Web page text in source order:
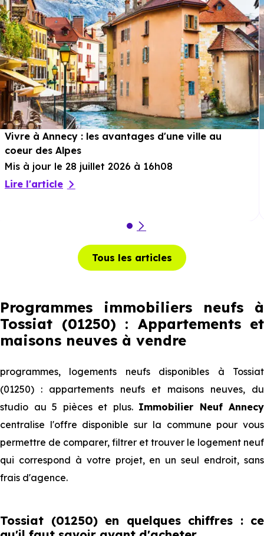
Vivre à Annecy : les avantages d'une ville au
coeur des Alpes
Mis à jour le 28 juillet 2026 à 16h08
Lire l'article
Tous les articles
Programmes immobiliers neufs à
Tossiat (01250) : Appartements et
maisons neuves à vendre
programmes, logements neufs disponibles à Tossiat
(01250) : appartements neufs et maisons neuves, du
studio au 5 pièces et plus. Immobilier Neuf Annecy
centralise l'offre disponible sur la commune pour vous
permettre de comparer, filtrer et trouver le logement neuf
qui correspond à votre projet, en un seul endroit, sans
frais d'agence.
Tossiat (01250) en quelques chiffres : ce